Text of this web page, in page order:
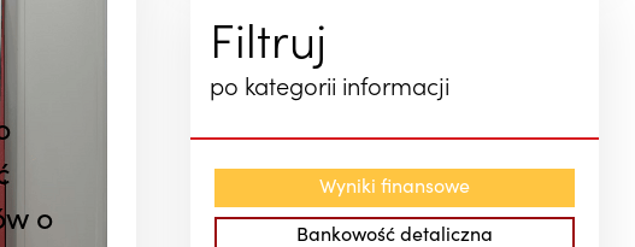
o
Filtruj
po kategorii informacji
Wyniki finansowe
Bankowość detaliczna